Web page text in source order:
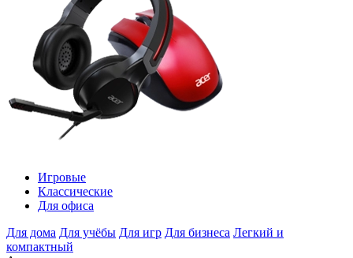
Игровые
Классические
Для офиса
Для дома Для учёбы Для игр Для бизнеса Легкий и
компактный